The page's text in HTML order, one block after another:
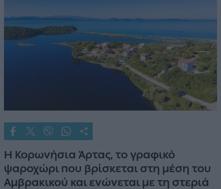
Η Κορωνήσια Άρτας, το γραφικό
ψαροχώρι που βρίσκεται στη μέση του
Αμβρακικού και ενώνεται με τη στεριά